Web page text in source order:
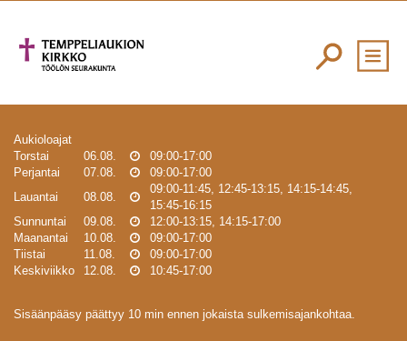
Aukioloajat
Torstai
06.08.
09:00-17:00
Perjantai
07.08.
09:00-17:00
Lauantai
08.08.
09:00-11:45, 12:45-13:15, 14:15-14:45,
15:45-16:15
Sunnuntai
09.08.
12:00-13:15, 14:15-17:00
Maanantai
10.08.
09:00-17:00
Tiistai
11.08.
09:00-17:00
Keskiviikko
12.08. 10:45-17:00
Sisäänpääsy päättyy 10 min ennen jokaista sulkemisajankohtaa.